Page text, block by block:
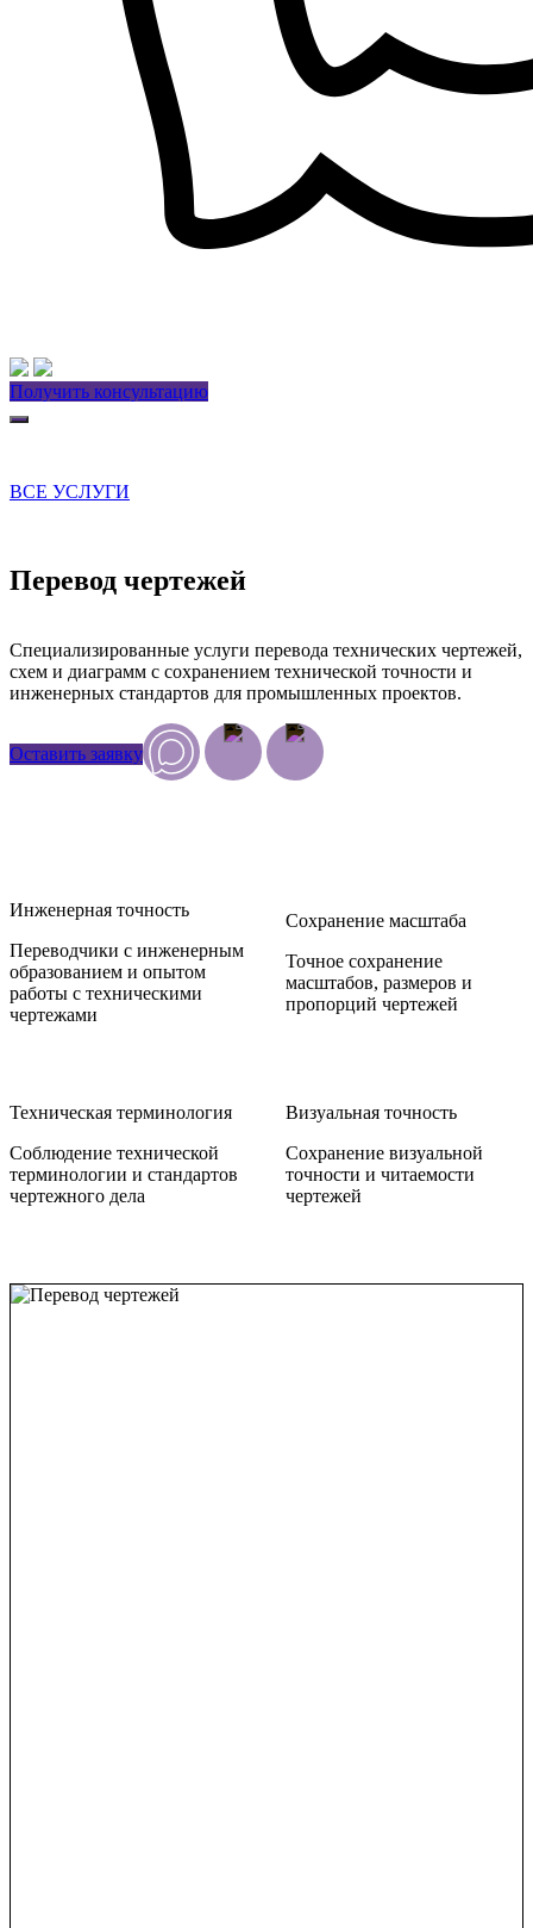
Получить консультацию
ВСЕ УСЛУГИ
Перевод чертежей
Специализированные услуги перевода технических чертежей,
схем и диаграмм с сохранением технической точности и
инженерных стандартов для промышленных проектов.
Оставить заявку
Инженерная точность
Переводчики с инженерным
образованием и опытом
работы с техническими
чертежами
Сохранение масштаба
Точное сохранение
масштабов, размеров и
пропорций чертежей
Техническая терминология
Соблюдение технической
терминологии и стандартов
чертежного дела
Визуальная точность
Сохранение визуальной
точности и читаемости
чертежей